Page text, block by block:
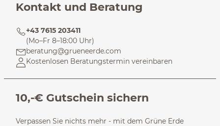
Kontakt und Beratung
+43 7615 203411
(Mo–Fr 8–18:00 Uhr)
beratung@grueneerde.com
Kostenlosen Beratungstermin vereinbaren
10,-€ Gutschein sichern
Verpassen Sie nichts mehr - mit dem Grüne Erde